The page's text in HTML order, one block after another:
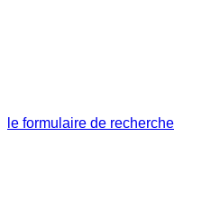
le formulaire de recherche